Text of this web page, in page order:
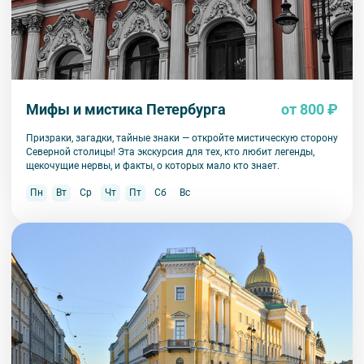
Мифы и мистика Петербурга от 800 ₽
Призраки, загадки, тайные знаки — откройте мистическую сторону
Северной столицы! Эта экскурсия для тех, кто любит легенды,
щекочущие нервы, и факты, о которых мало кто знает.
Пн Вт Ср Чт Пт Сб Вс